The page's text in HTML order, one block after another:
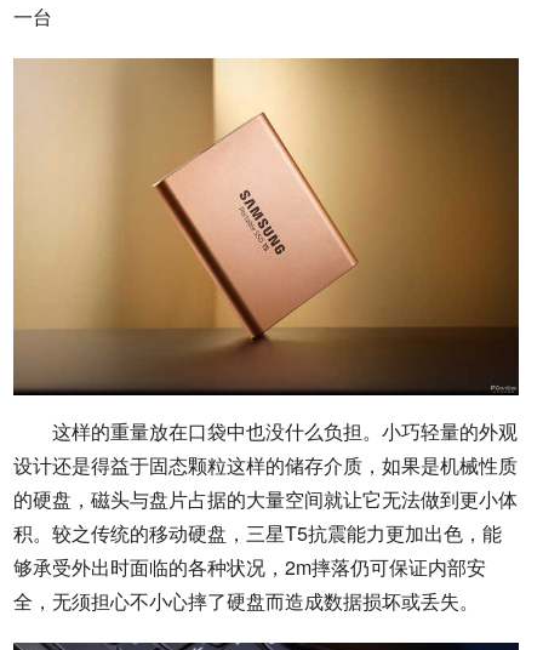
一台
这样的重量放在口袋中也没什么负担。小巧轻量的外观
设计还是得益于固态颗粒这样的储存介质，如果是机械性质
的硬盘，磁头与盘片占据的大量空间就让它无法做到更小体
积。较之传统的移动硬盘，三星T5抗震能力更加出色，能
够承受外出时面临的各种状况，2m摔落仍可保证内部安
全，无须担心不小心摔了硬盘而造成数据损坏或丢失。